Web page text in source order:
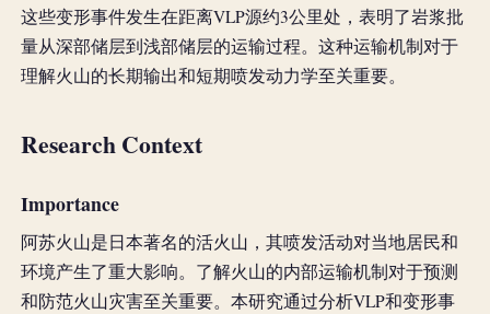
这些变形事件发生在距离VLP源约3公里处，表明了岩浆批
量从深部储层到浅部储层的运输过程。这种运输机制对于
理解火山的长期输出和短期喷发动力学至关重要。
Research Context
Importance
阿苏火山是日本著名的活火山，其喷发活动对当地居民和
环境产生了重大影响。了解火山的内部运输机制对于预测
和防范火山灾害至关重要。本研究通过分析VLP和变形事